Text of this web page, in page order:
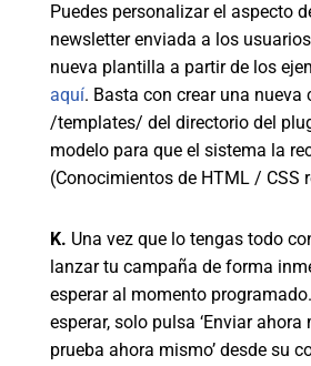
Puedes personalizar el aspecto
newsletter enviada a los
nueva plantilla a partir de los
aquí. Basta con crear una nueva
/templates/ del directorio del
modelo para que el sistema la
(Conocimientos de HTML / CSS
K. Una vez que lo tengas todo
lanzar tu campaña de forma
esperar al momento
esperar, solo pulsa ‘Enviar ahora
prueba ahora mismo’ desde su